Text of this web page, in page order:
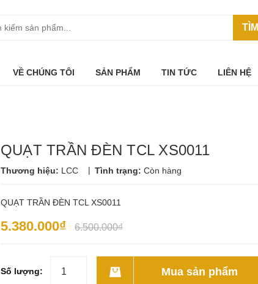
TÌM
VỀ CHÚNG TÔI SẢN PHẨM TIN TỨC LIÊN HỆ
QUẠT TRẦN ĐÈN TCL XS0011
Thương hiệu: LCC | Tình trạng: Còn hàng
QUẠT TRẦN ĐÈN TCL XS0011
5.380.000₫ 6.500.000₫
Số lượng: Mua sản phẩm